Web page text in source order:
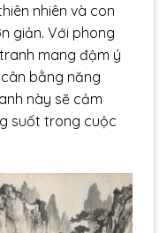
nhiên và con
giản. Với phong
mang đậm ý
bằng năng
này sẽ cảm
suốt trong cuộc